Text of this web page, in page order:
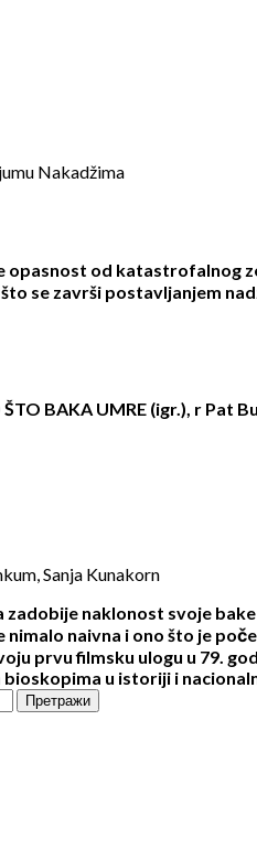
Nakadžima
opasnost od katastrofalnog
se završi postavljanjem
BAKA UMRE (igr.), r Pat
Sanja Kunakorn
naklonost svoje
nimalo naivna i ono što je
prvu filmsku ulogu u 79.
u istoriji i